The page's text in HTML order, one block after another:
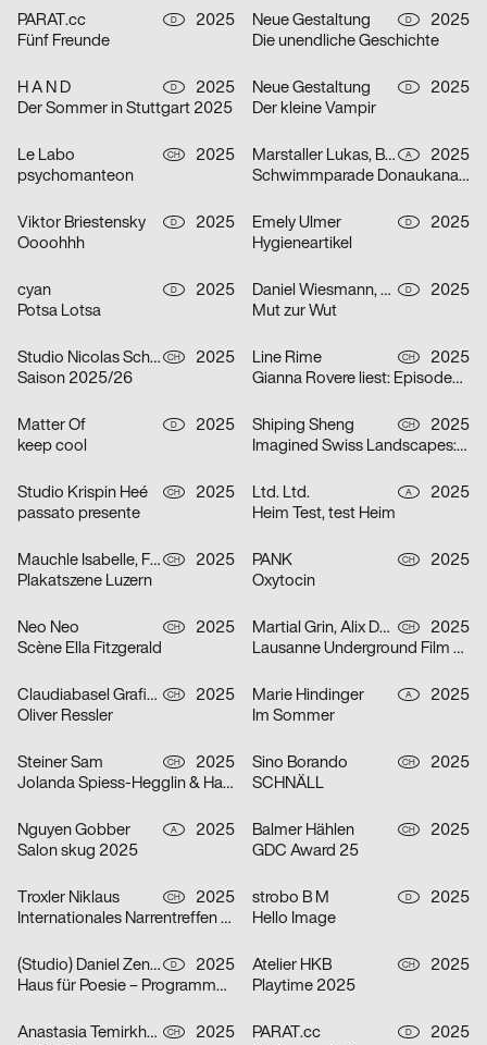
PARAT.cc D
2025
Fünf Freunde
Neue Gestaltung D
2025
Die unendliche Geschichte
H A N D D
2025
Der Sommer in Stuttgart 2025
Neue Gestaltung D
2025
Der kleine Vampir
Le Labo CH
2025
psychomanteon
Marstaller Lukas, Béla Meiers A
2025
Schwimmparade Donaukanal 2025
Viktor Briestensky D
2025
Oooohhh
Emely Ulmer D
2025
Hygieneartikel
cyan D
2025
Potsa Lotsa
Daniel Wiesmann, Radziejewski Robert D
2025
Mut zur Wut
Studio Nicolas Schaltegger/DNA.work CH
2025
Saison 2025/26
Line Rime CH
2025
Gianna Rovere liest: Episoden von Alltagselefanten
Matter Of D
2025
keep cool
Shiping Sheng CH
2025
Imagined Swiss Landscapes: Perspectives and Edges in Image Collage
Studio Krispin Heé CH
2025
passato presente
Ltd. Ltd. A
2025
Heim Test, test Heim
Mauchle Isabelle, Felix Pfäffli, Brechbühl Erich CH
2025
Plakatszene Luzern
PANK CH
2025
Oxytocin
Neo Neo CH
2025
Scène Ella Fitzgerald
Martial Grin, Alix Debraine CH
2025
Lausanne Underground Film & Music Festival 2025
Claudiabasel Grafik + Interaktion CH
2025
Oliver Ressler
Marie Hindinger A
2025
Im Sommer
Steiner Sam CH
2025
Jolanda Spiess-Hegglin & Hansi Voigt lesen aus „Meistgeklickt“
Sino Borando CH
2025
SCHNÄLL
Nguyen Gobber A
2025
Salon skug 2025
Balmer Hählen CH
2025
GDC Award 25
Troxler Niklaus CH
2025
Internationales Narrentreffen Willisau
strobo B M D
2025
Hello Image
(Studio) Daniel Zenker D
2025
Haus für Poesie – Programmkampagne September/Oktober 2025
Atelier HKB CH
2025
Playtime 2025
Anastasia Temirkhan CH
2025
PARAT.cc D
2025